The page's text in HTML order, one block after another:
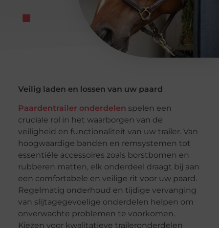
Veilig laden en lossen van uw paard
Paardentrailer onderdelen spelen een
cruciale rol in het waarborgen van de
veiligheid en functionaliteit van uw trailer. Van
hoogwaardige banden en remsystemen tot
essentiële accessoires zoals borstbomen en
rubberen matten, elk onderdeel draagt bij aan
een comfortabele en veilige rit voor uw paard.
Regelmatig onderhoud en tijdige vervanging
van slijtagegevoelige onderdelen helpen om
onverwachte problemen te voorkomen.
Kiezen voor kwalitatieve traileronderdelen